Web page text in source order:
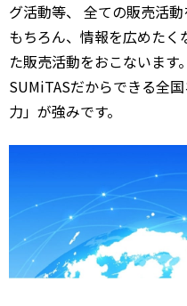
グ活動等、 全ての販売活動
もちろん、情報を広めた
た販売活動をおこないます。
SUMiTASだからできる全
力」が強みです。